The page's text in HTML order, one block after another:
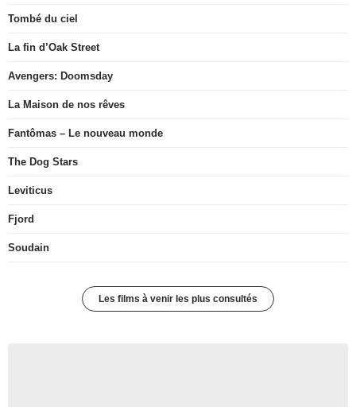
Tombé du ciel
La fin d’Oak Street
Avengers: Doomsday
La Maison de nos rêves
Fantômas – Le nouveau monde
The Dog Stars
Leviticus
Fjord
Soudain
Les films à venir les plus consultés